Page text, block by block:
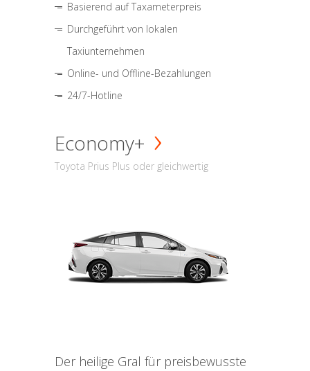
Basierend auf Taxameterpreis
Durchgeführt von lokalen
Taxiunternehmen
Online- und Offline-Bezahlungen
24/7-Hotline
Economy+
Toyota Prius Plus oder gleichwertig
Der heilige Gral für preisbewusste